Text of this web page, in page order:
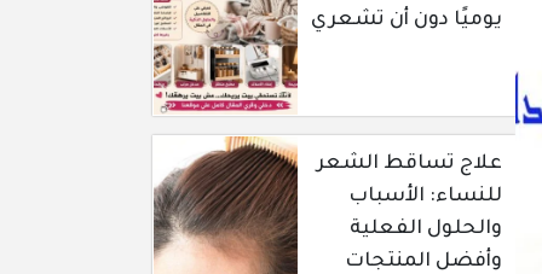
يوميًا دون أن تشعري
علاج تساقط الشعر
للنساء: الأسباب
والحلول الفعلية
وأفضل المنتجات